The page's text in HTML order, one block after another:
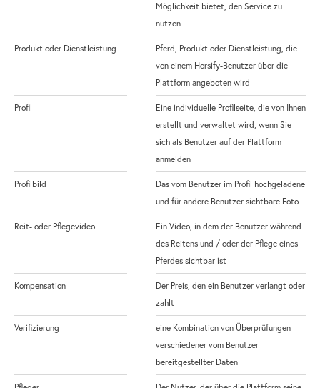
Möglichkeit bietet, den Service zu
nutzen
Produkt oder Dienstleistung
Pferd, Produkt oder Dienstleistung, die
von einem Horsify-Benutzer über die
Plattform angeboten wird
Profil
Eine individuelle Profilseite, die von Ihnen
erstellt und verwaltet wird, wenn Sie
sich als Benutzer auf der Plattform
anmelden
Profilbild
Das vom Benutzer im Profil hochgeladene
und für andere Benutzer sichtbare Foto
Reit- oder Pflegevideo
Ein Video, in dem der Benutzer während
des Reitens und / oder der Pflege eines
Pferdes sichtbar ist
Kompensation
Der Preis, den ein Benutzer verlangt oder
zahlt
Verifizierung
eine Kombination von Überprüfungen
verschiedener vom Benutzer
bereitgestellter Daten